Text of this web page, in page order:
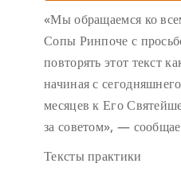
«Мы обращаемся ко
Сопы Ринпоче с
повторять этот текст
начиная с
месяцев к Его
за советом», —
Тексты практики